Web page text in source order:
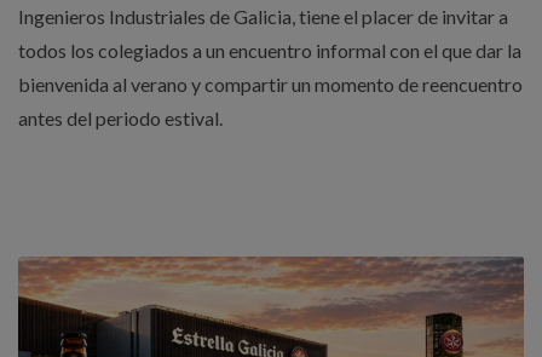
Ingenieros Industriales de Galicia, tiene el placer de invitar a
todos los colegiados a un encuentro informal con el que dar la
bienvenida al verano y compartir un momento de reencuentro
antes del periodo estival.